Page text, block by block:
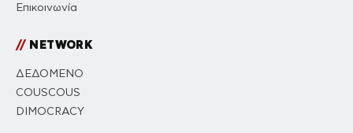
Επικοινωνία
//NETWORK
ΔΕΔΟΜΕΝΟ
COUSCOUS
DIMOCRACY